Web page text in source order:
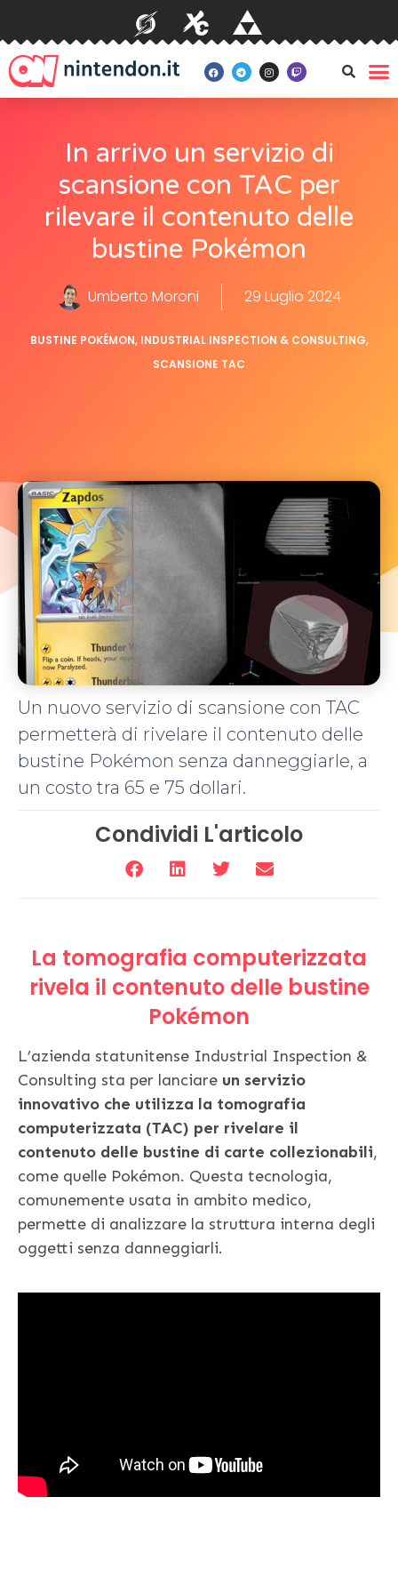
In arrivo un servizio di
scansione con TAC per
rilevare il contenuto delle
bustine Pokémon
Umberto Moroni 29 Luglio 2024
BUSTINE POKÉMON, INDUSTRIAL INSPECTION & CONSULTING,
SCANSIONE TAC
Un nuovo servizio di scansione con TAC
permetterà di rivelare il contenuto delle
bustine Pokémon senza danneggiarle, a
un costo tra 65 e 75 dollari.
Condividi L'articolo
La tomografia computerizzata
rivela il contenuto delle bustine
Pokémon
L’azienda statunitense Industrial Inspection &
Consulting sta per lanciare un servizio
innovativo che utilizza la tomografia
computerizzata (TAC) per rivelare il
contenuto delle bustine di carte collezionabili,
come quelle Pokémon. Questa tecnologia,
comunemente usata in ambito medico,
permette di analizzare la struttura interna degli
oggetti senza danneggiarli.